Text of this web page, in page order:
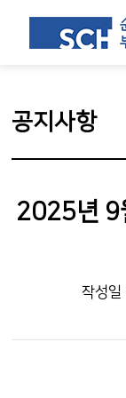
공지사항
2025년 9
작성